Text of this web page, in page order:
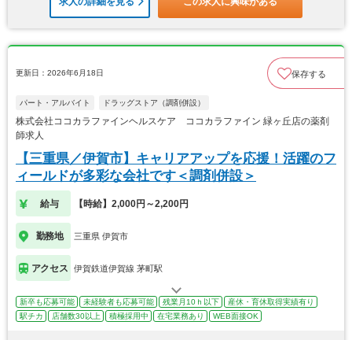
更新日：2026年6月18日 保存する
パート・アルバイト ドラッグストア（調剤併設）
株式会社ココカラファインヘルスケア ココカラファイン 緑ヶ丘店の薬剤
師求人
【三重県／伊賀市】キャリアアップを応援！活躍のフ
ィールドが多彩な会社です＜調剤併設＞
給与 【時給】2,000円～2,200円
勤務地 三重県 伊賀市
アクセス 伊賀鉄道伊賀線 茅町駅
新卒も応募可能 未経験者も応募可能 残業月10ｈ以下
産休・育休取得実績有り
駅チカ
店舗数30以上 積極採用中 在宅業務あり WEB面接OK